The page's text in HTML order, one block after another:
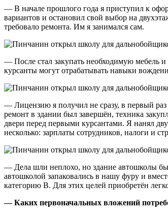
— В начале прошлого года я приступил к
вариантов и остановил свой выбор на
требовало ремонта. Им я занимался сам.
— После стал закупать необходимую мебель
курсанты могут отрабатывать навыки
— Лицензию я получил не сразу, в первый раз
ремонт в здании был завершён, техника
двери перед первыми курсантами. Я нанял
несколько: зарплаты сотрудников, налоги и
— Дела шли неплохо, но здание автошколы
автошколой запаковались в нашу фуру и
категорию В. Для этих целей приобретён
— Каких первоначальных вложений